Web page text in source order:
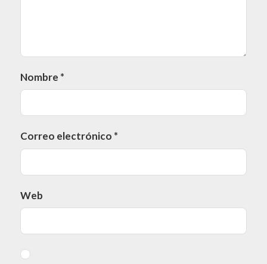
Nombre *
Correo electrónico *
Web